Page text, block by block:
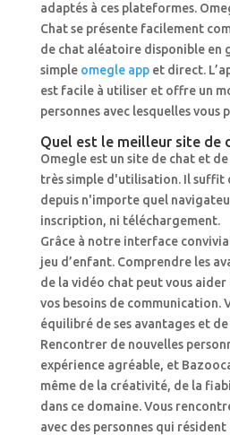
adaptés à ces plateformes.
Chat se présente facilement
de chat aléatoire disponible en
simple omegle appet direct.
est facile à utiliser et offre un
personnes avec lesquelles vous
Quel est le meilleur site de
Omegle est un site de chat et
très simple d'utilisation. Il suffit
depuis n'importe quel
inscription, ni téléchargement.
Grâce à notre interface
jeu d’enfant. Comprendre les
de la vidéo chat peut vous aider
vos besoins de communication.
équilibré de ses avantages et
Rencontrer de nouvelles
expérience agréable, et
même de la créativité, de la
dans ce domaine. Vous
avec des personnes qui